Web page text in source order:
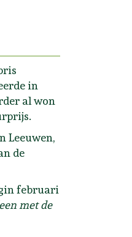
in
al won
Leeuwen,
de
februari
met de